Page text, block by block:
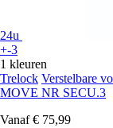
24u
+-3
1 kleuren
Trelock Verstelbare
MOVE NR SECU.3
Vanaf € 75,99